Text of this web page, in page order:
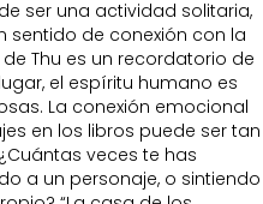
ser una actividad solitaria,
sentido de conexión con la
Thu es un recordatorio de
el espíritu humano es
La conexión emocional
en los libros puede ser tan
veces te has
a un personaje, o sintiendo